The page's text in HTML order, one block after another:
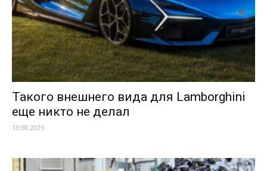
Такого внешнего вида для Lamborghini
еще никто не делал
13.08.2025